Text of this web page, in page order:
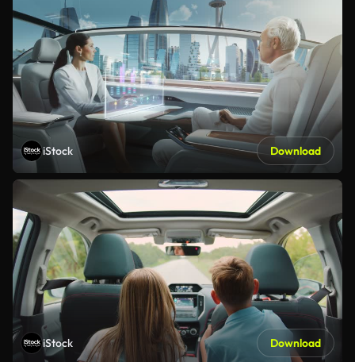
iStock Download
iStock Download